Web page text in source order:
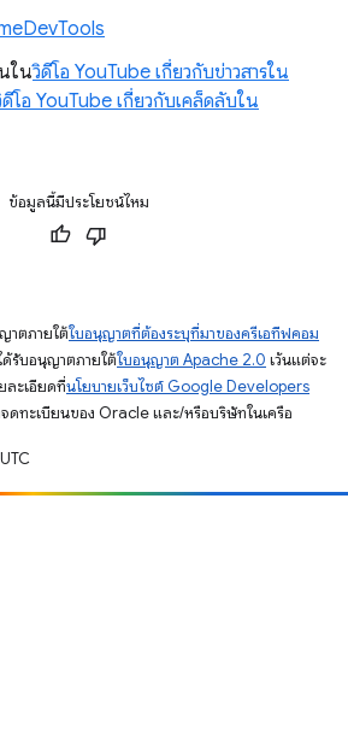
ในวิดีโอ YouTube เกี่ยวกับข่าวสารใน
ดีโอ YouTube เกี่ยวกับเคล็ดลับใน
ข้อมูลนี้มีประโยชน์ไหม
าตภายใต้ใบอนุญาตที่ต้องระบุที่มาของครีเอทีฟคอม
ด้รับอนุญาตภายใต้ใบอนุญาต Apache 2.0 เว้นแต่จะ
ละเอียดที่นโยบายเว็บไซต์ Google Developers
ดทะเบียนของ Oracle และ/หรือบริษัทในเครือ